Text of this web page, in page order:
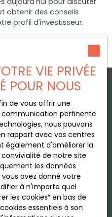
obtenir des conseils
profil d'investisseur.
VIE PRIVÉE
POUR NOUS
de vous offrir une
pertinente
nous pouvons
rapport avec vos centres
également d'améliorer la
de notre site
les données
avez donné votre
à n'importe quel
les cookies″ en bas de
essentiels à son